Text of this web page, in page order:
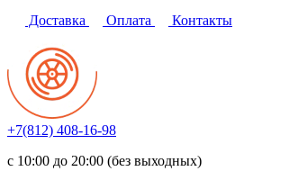
Доставка Оплата Контакты
+7(812) 408-16-98
с 10:00 до 20:00 (без выходных)